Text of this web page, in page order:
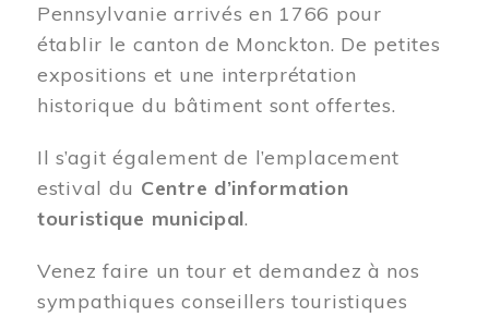
Pennsylvanie arrivés en 1766 pour
établir le canton de Monckton. De petites
expositions et une interprétation
historique du bâtiment sont offertes.
Il s’agit également de l’emplacement
estival du Centre d’information
touristique municipal.
Venez faire un tour et demandez à nos
sympathiques conseillers touristiques